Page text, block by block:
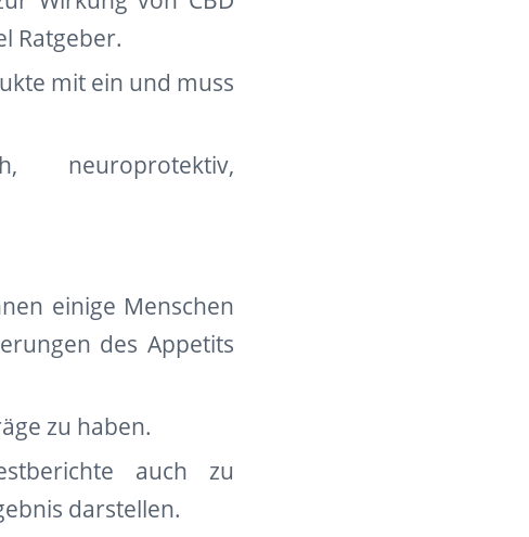
Ratgeber.
mit ein und muss
neuroprotektiv,
einige Menschen
des Appetits
zu haben.
auch zu
darstellen.